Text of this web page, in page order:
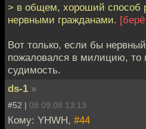
> в общем, хороший способ
нервными гражданами.
Вот только, если бы
пожаловался в милицию, то
судимость.
ds-1 »
#52 | 08.09.08 13:13
Кому: YHWH, #44